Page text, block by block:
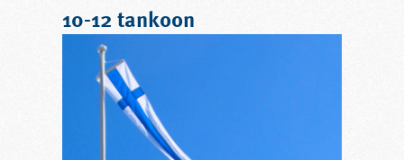
10-12 tankoon